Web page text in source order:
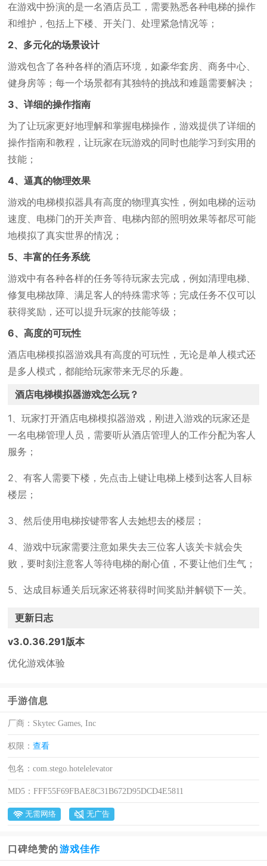
在游戏中扮演的是一名酒店员工，需要熟悉各种电梯的操作
和维护，包括上下楼、开关门、处理紧急情况等；
2、多元化的场景设计
游戏包含了各种各样的酒店环境，如豪华套房、商务中心、
健身房等；每一个场景都有其独特的挑战和难题需要解决；
3、详细的操作指南
为了让玩家更好地理解和掌握电梯操作，游戏提供了详细的
操作指南和教程，让玩家在玩游戏的同时也能学习到实用的
技能；
4、逼真的物理效果
游戏的电梯模拟器具有高度的物理真实性，例如电梯的运动
速度、电梯门的开关声音、电梯内部的照明效果等都尽可能
地模拟了真实世界的情况；
5、丰富的任务系统
游戏中有各种各样的任务等待玩家去完成，例如清理电梯、
修复电梯故障、满足客人的特殊需求等；完成任务不仅可以
获得奖励，还可以提升玩家的技能等级；
6、高度的可玩性
酒店电梯模拟器游戏具有高度的可玩性，无论是单人模式还
是多人模式，都能给玩家带来无尽的乐趣。
酒店电梯模拟器游戏怎么玩？
1、玩家打开酒店电梯模拟器游戏，刚进入游戏的玩家还是
一名电梯管理人员，需要听从酒店管理人的工作分配为客人
服务；
2、有客人需要下楼，先点击上键让电梯上楼到达客人目标
楼层；
3、然后使用电梯按键带客人去她想去的楼层；
4、游戏中玩家需要注意如果失去三位客人该关卡就会失
败，要时刻注意客人等待电梯的耐心值，不要让他们生气；
5、达成目标通关后玩家还将获得时间奖励并解锁下一关。
更新日志
v3.0.36.291版本
优化游戏体验
手游信息
厂商： Skytec Games, Inc
权限：查看
包名：com.stego.hotelelevator
MD5：FFF55F69FBAE8C31B672D95DCD4E5811
无需网络 无广告
口碑绝赞的 游戏佳作